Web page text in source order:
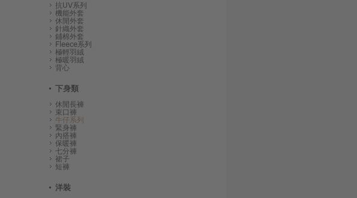
抗UV系列
機能外套
休閒外套
針織外套
鋪棉外套
Fleece系列
極輕羽絨
極暖羽絨
背心
下身類
休閒長褲
束口褲
牛仔系列
緊身褲
內搭褲
保暖褲
七分褲
裙子
短褲
洋裝